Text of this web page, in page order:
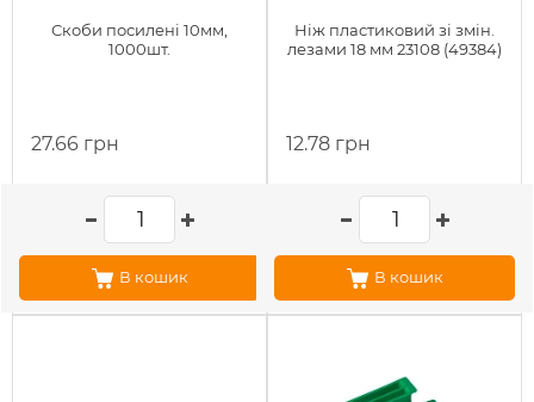
Скоби посилені 10мм,
1000шт.
27.66 грн
В кошик
Ніж пластиковий зі змін.
лезами 18 мм 23108 (49384)
12.78 грн
В кошик